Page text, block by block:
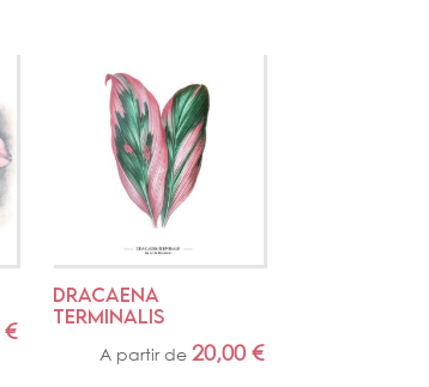
€
DRACAENA
TERMINALIS
A partir de 20,00€